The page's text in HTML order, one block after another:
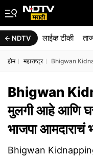
NDTV लाईव्ह टीव्ही
होम महाराष्ट्र Bhigwan
Bhigwan
मुलगी आहे आणि
भाजपा आमदाराचं
Bhigwan Kidnapping